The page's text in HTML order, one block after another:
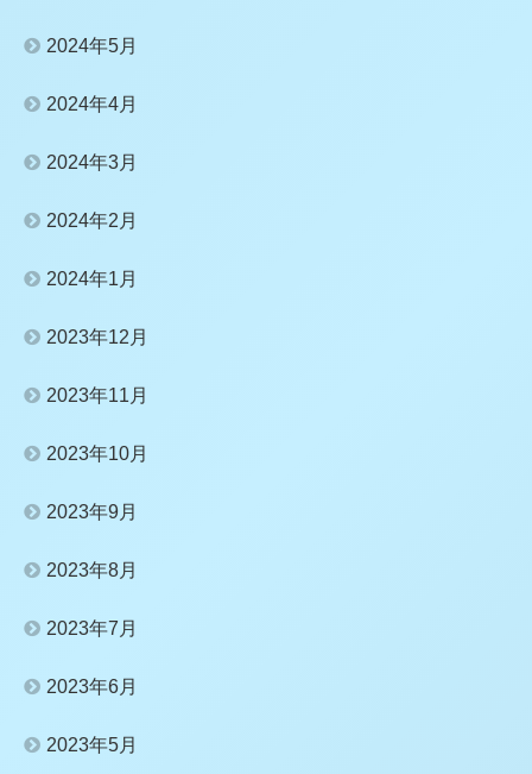
2024年5月
2024年4月
2024年3月
2024年2月
2024年1月
2023年12月
2023年11月
2023年10月
2023年9月
2023年8月
2023年7月
2023年6月
2023年5月